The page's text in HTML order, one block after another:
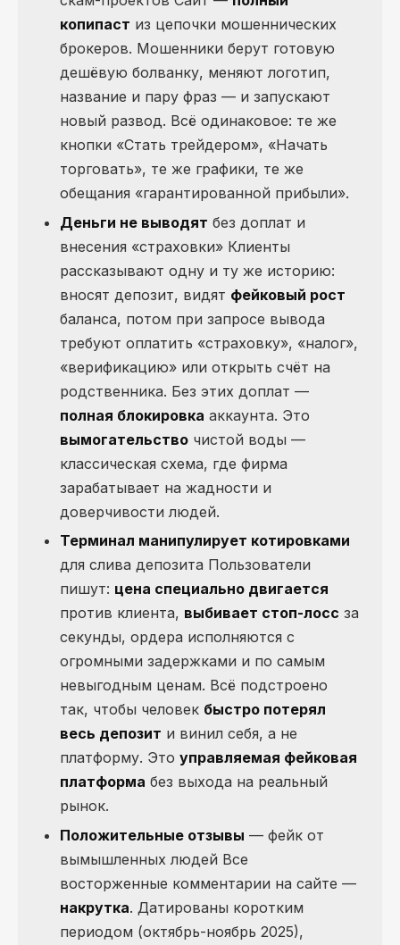
копипаст из цепочки мошеннических
брокеров. Мошенники берут готовую
дешёвую болванку, меняют логотип,
название и пару фраз — и запускают
новый развод. Всё одинаковое: те же
кнопки «Стать трейдером», «Начать
торговать», те же графики, те же
обещания «гарантированной прибыли».
Деньги не выводят без доплат и
внесения «страховки» Клиенты
рассказывают одну и ту же историю:
вносят депозит, видят фейковый рост
баланса, потом при запросе вывода
требуют оплатить «страховку», «налог»,
«верификацию» или открыть счёт на
родственника. Без этих доплат —
полная блокировка аккаунта. Это
вымогательство чистой воды —
классическая схема, где фирма
зарабатывает на жадности и
доверчивости людей.
Терминал манипулирует котировками
для слива депозита Пользователи
пишут: цена специально двигается
против клиента, выбивает стоп-лосс за
секунды, ордера исполняются с
огромными задержками и по самым
невыгодным ценам. Всё подстроено
так, чтобы человек быстро потерял
весь депозит и винил себя, а не
платформу. Это управляемая фейковая
платформа без выхода на реальный
рынок.
Положительные отзывы — фейк от
вымышленных людей Все
восторженные комментарии на сайте —
накрутка. Датированы коротким
периодом (октябрь-ноябрь 2025),